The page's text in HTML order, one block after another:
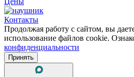
Контакты
Продолжая работу с сайтом, вы
использование файлов cookie.
конфиденциальности
Принять